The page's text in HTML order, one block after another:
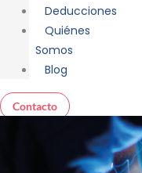
Deducciones
Quiénes
Somos
Blog
Contacto